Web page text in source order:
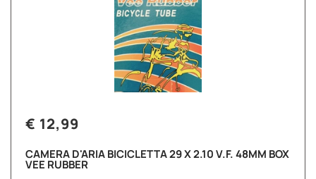
€ 12,99
CAMERA D'ARIA BICICLETTA 29 X 2.10 V.F. 48MM BOX
VEE RUBBER